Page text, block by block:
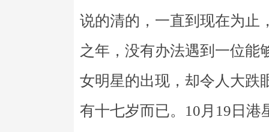
说的清的，一直到现在为止
之年，没有办法遇到一位能
女明星的出现，却令人大跌
有十七岁而已。10月19日